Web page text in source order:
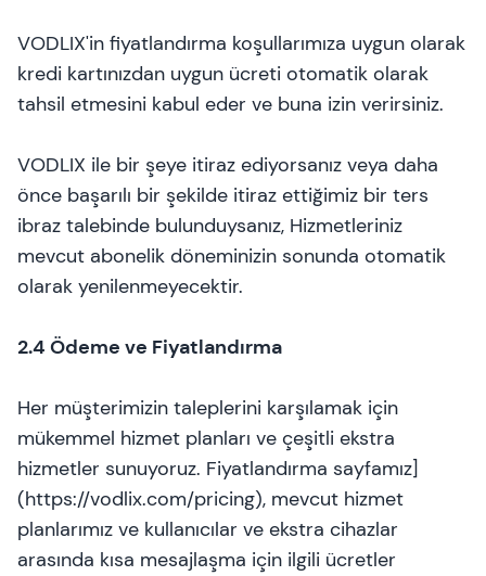
VODLIX'in fiyatlandırma koşullarımıza uygun olarak
kredi kartınızdan uygun ücreti otomatik olarak
tahsil etmesini kabul eder ve buna izin verirsiniz.
VODLIX ile bir şeye itiraz ediyorsanız veya daha
önce başarılı bir şekilde itiraz ettiğimiz bir ters
ibraz talebinde bulunduysanız, Hizmetleriniz
mevcut abonelik döneminizin sonunda otomatik
olarak yenilenmeyecektir.
2.4 Ödeme ve Fiyatlandırma
Her müşterimizin taleplerini karşılamak için
mükemmel hizmet planları ve çeşitli ekstra
hizmetler sunuyoruz. Fiyatlandırma sayfamız]
(https://vodlix.com/pricing), mevcut hizmet
planlarımız ve kullanıcılar ve ekstra cihazlar
arasında kısa mesajlaşma için ilgili ücretler